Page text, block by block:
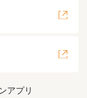
アプリ